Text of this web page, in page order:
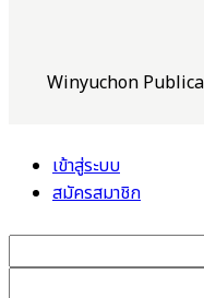
Winyuchon
เข้าสู่ระบบ
สมัครสมาชิก